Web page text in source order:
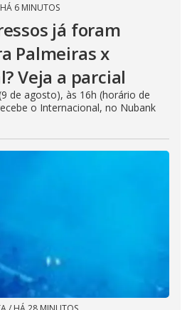
HÁ 6 MINUTOS
já foram
Palmeiras x
Veja a parcial
de agosto), às 16h (horário de
o Internacional, no Nubank